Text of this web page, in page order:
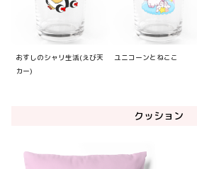
おすしのシャリ生活(えび天
カー)
ユニコーンとねここ
クッション